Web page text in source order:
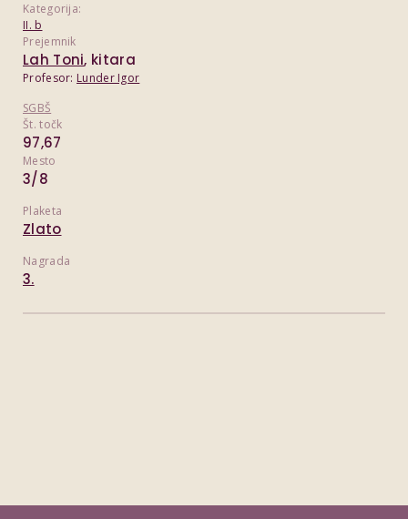
Kategorija:
II. b
Prejemnik
Lah Toni, kitara
Profesor: Lunder Igor
SGBŠ
Št. točk
97,67
Mesto
3/8
Plaketa
Zlato
Nagrada
3.